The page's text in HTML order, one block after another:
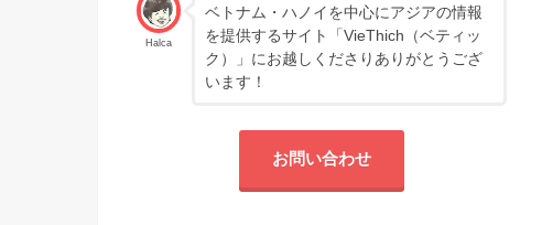
Halca
ベトナム・ハノイを中心にアジアの情報
を提供するサイト「VieThich（ベティッ
ク）」にお越しくださりありがとうござ
います！
お問い合わせ